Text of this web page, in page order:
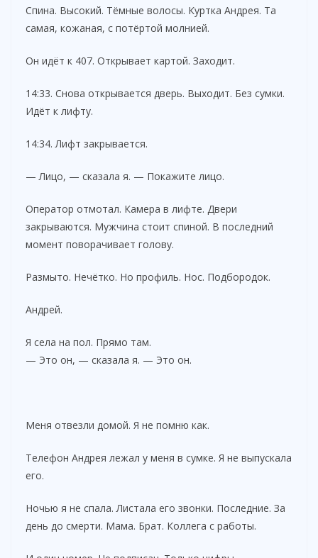
Спина. Высокий. Тёмные волосы. Куртка Андрея. Та
самая, кожаная, с потёртой молнией.
Он идёт к 407. Открывает картой. Заходит.
14:33. Снова открывается дверь. Выходит. Без сумки.
Идёт к лифту.
14:34. Лифт закрывается.
— Лицо, — сказала я. — Покажите лицо.
Оператор отмотал. Камера в лифте. Двери
закрываются. Мужчина стоит спиной. В последний
момент поворачивает голову.
Размыто. Нечётко. Но профиль. Нос. Подбородок.
Андрей.
Я села на пол. Прямо там.
— Это он, — сказала я. — Это он.
Меня отвезли домой. Я не помню как.
Телефон Андрея лежал у меня в сумке. Я не выпускала
его.
Ночью я не спала. Листала его звонки. Последние. За
день до смерти. Мама. Брат. Коллега с работы.